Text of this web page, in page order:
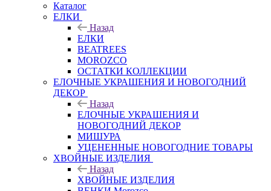
Каталог
ЕЛКИ
Назад
ЕЛКИ
BEATREES
MOROZCO
ОСТАТКИ КОЛЛЕКЦИИ
ЕЛОЧНЫЕ УКРАШЕНИЯ И НОВОГОДНИЙ
ДЕКОР
Назад
ЕЛОЧНЫЕ УКРАШЕНИЯ И
НОВОГОДНИЙ ДЕКОР
МИШУРА
УЦЕНЕННЫЕ НОВОГОДНИЕ ТОВАРЫ
ХВОЙНЫЕ ИЗДЕЛИЯ
Назад
ХВОЙНЫЕ ИЗДЕЛИЯ